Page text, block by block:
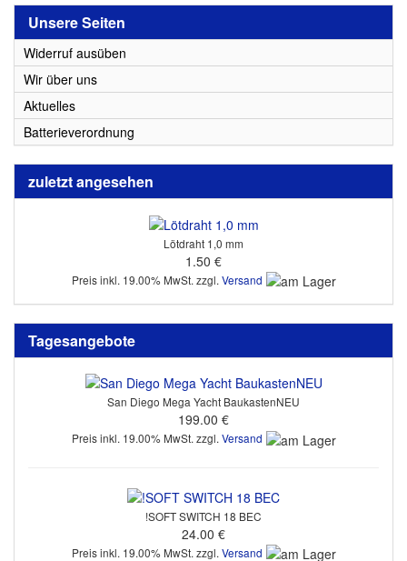
Unsere Seiten
Widerruf ausüben
Wir über uns
Aktuelles
Batterieverordnung
zuletzt angesehen
Lötdraht 1,0 mm
1.50 €
Preis inkl. 19.00% MwSt. zzgl. Versand
Tagesangebote
San Diego Mega Yacht BaukastenNEU
199.00 €
Preis inkl. 19.00% MwSt. zzgl. Versand
!SOFT SWITCH 18 BEC
24.00 €
Preis inkl. 19.00% MwSt. zzgl. Versand